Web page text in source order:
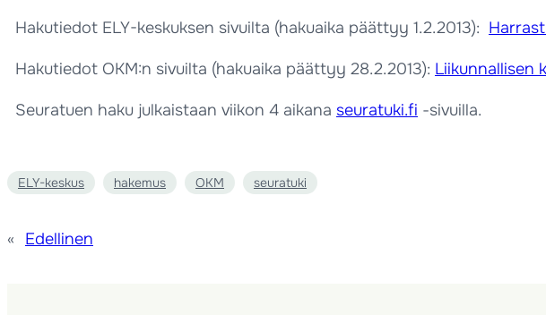
Hakutiedot ELY-keskuksen sivuilta (hakuaika päättyy 1.2.2013):
Hakutiedot OKM:n sivuilta (hakuaika päättyy 28.2.2013): Liikunnallisen
Seuratuen haku julkaistaan viikon 4 aikana seuratuki.fi -sivuilla.
ELY-keskus hakemus OKM seuratuki
« Edellinen